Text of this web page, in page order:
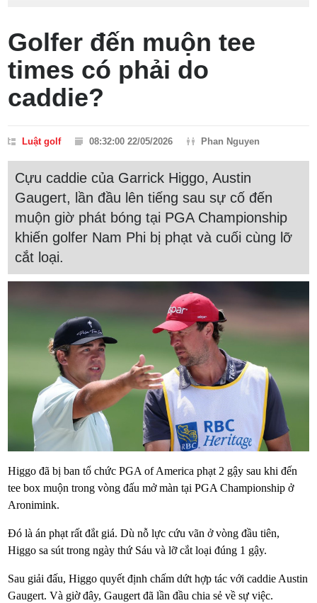
Golfer đến muộn tee
times có phải do
caddie?
Luật golf 08:32:00 22/05/2026 Phan Nguyen
Cựu caddie của Garrick Higgo, Austin
Gaugert, lần đầu lên tiếng sau sự cố đến
muộn giờ phát bóng tại PGA Championship
khiến golfer Nam Phi bị phạt và cuối cùng lỡ
cắt loại.
Higgo đã bị ban tổ chức PGA of America phạt 2 gậy sau khi đến
tee box muộn trong vòng đấu mở màn tại PGA Championship ở
Aronimink.
Đó là án phạt rất đắt giá. Dù nỗ lực cứu vãn ở vòng đầu tiên,
Higgo sa sút trong ngày thứ Sáu và lỡ cắt loại đúng 1 gậy.
Sau giải đấu, Higgo quyết định chấm dứt hợp tác với caddie Austin
Gaugert. Và giờ đây, Gaugert đã lần đầu chia sẻ về sự việc.